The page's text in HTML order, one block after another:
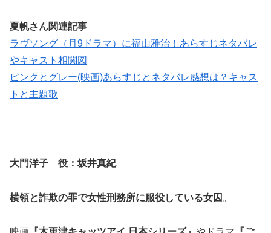
夏帆さん関連記事
ラヴソング（月9ドラマ）に福山雅治！あらすじネタバレ
やキャスト相関図
ピンクとグレー(映画)あらすじとネタバレ感想は？キャス
トと主題歌
大門洋子 役：坂井真紀
横領と詐欺の罪で女性刑務所に服役している女囚 。